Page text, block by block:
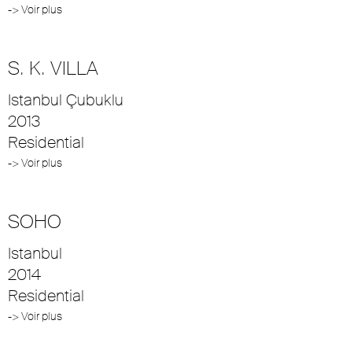
-> Voir plus
S. K. VILLA
Istanbul Çubuklu
2013
Residential
-> Voir plus
SOHO
Istanbul
2014
Residential
-> Voir plus